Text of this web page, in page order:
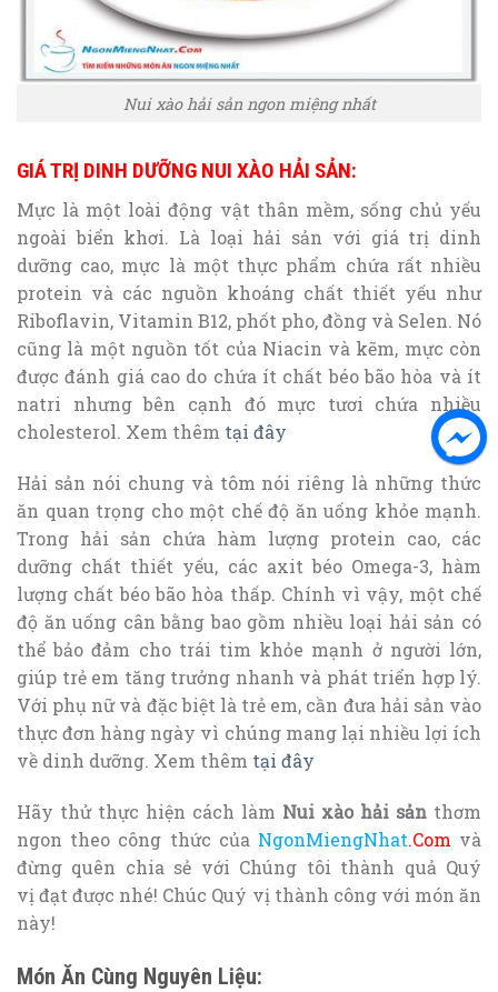
Nui xào hải sản ngon miệng nhất
GIÁ TRỊ DINH DƯỠNG NUI XÀO HẢI SẢN:
Mực là một loài động vật thân mềm, sống chủ yếu
ngoài biển khơi. Là loại hải sản với giá trị dinh
dưỡng cao, mực là một thực phẩm chứa rất nhiều
protein và các nguồn khoáng chất thiết yếu như
Riboflavin, Vitamin B12, phốt pho, đồng và Selen. Nó
cũng là một nguồn tốt của Niacin và kẽm, mực còn
được đánh giá cao do chứa ít chất béo bão hòa và ít
natri nhưng bên cạnh đó mực tươi chứa nhiều
cholesterol. Xem thêm tại đây
Hải sản nói chung và tôm nói riêng là những thức
ăn quan trọng cho một chế độ ăn uống khỏe mạnh.
Trong hải sản chứa hàm lượng protein cao, các
dưỡng chất thiết yếu, các axit béo Omega-3, hàm
lượng chất béo bão hòa thấp. Chính vì vậy, một chế
độ ăn uống cân bằng bao gồm nhiều loại hải sản có
thể bảo đảm cho trái tim khỏe mạnh ở người lớn,
giúp trẻ em tăng trưởng nhanh và phát triển hợp lý.
Với phụ nữ và đặc biệt là trẻ em, cần đưa hải sản vào
thực đơn hàng ngày vì chúng mang lại nhiều lợi ích
về dinh dưỡng. Xem thêm tại đây
Hãy thử thực hiện cách làm Nui xào hải sản thơm
ngon theo công thức của NgonMiengNhat.Com và
đừng quên chia sẻ với Chúng tôi thành quả Quý
vị đạt được nhé! Chúc Quý vị thành công với món ăn
này!
Món Ăn Cùng Nguyên Liệu: